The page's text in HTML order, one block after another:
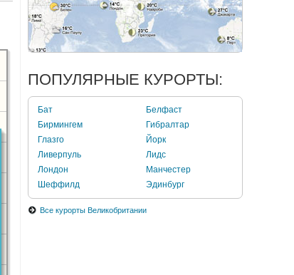
ПОПУЛЯРНЫЕ КУРОРТЫ:
Бат
Белфаст
Бирмингем
Гибралтар
Глазго
Йорк
Ливерпуль
Лидс
Лондон
Манчестер
Шеффилд
Эдинбург
Все курорты Великобритании